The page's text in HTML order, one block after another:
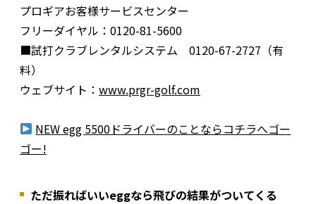
プロギアお客様サービスセンター
フリーダイヤル：0120-81-5600
■試打クラブレンタルシステム 0120-67-2727（有
料）
ウェブサイト： www.prgr-golf.com
NEW egg 5500ドライバーのことならコチラへゴー
ゴー!
ただ振ればいいeggなら飛びの結果がついてくる